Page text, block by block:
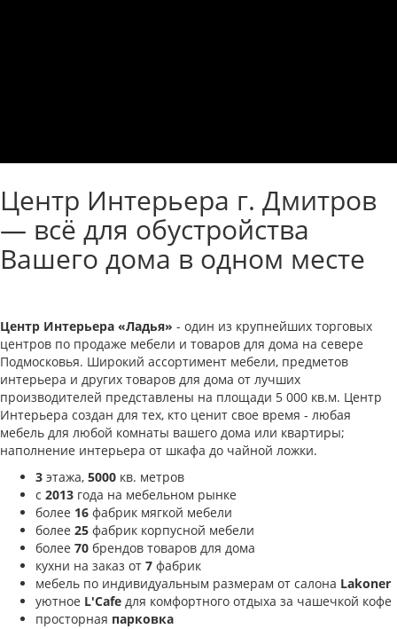
Центр Интерьера г. Дмитров
— всё для обустройства
Вашего дома в одном месте
Центр Интерьера «Ладья» - один из крупнейших торговых
центров по продаже мебели и товаров для дома на севере
Подмосковья. Широкий ассортимент мебели, предметов
интерьера и других товаров для дома от лучших
производителей представлены на площади 5 000 кв.м. Центр
Интерьера создан для тех, кто ценит свое время - любая
мебель для любой комнаты вашего дома или квартиры;
наполнение интерьера от шкафа до чайной ложки.
3 этажа, 5000 кв. метров
с 2013 года на мебельном рынке
более 16 фабрик мягкой мебели
более 25 фабрик корпусной мебели
более 70 брендов товаров для дома
кухни на заказ от 7 фабрик
мебель по индивидуальным размерам от салона Lakoner
уютное L'Cafe для комфортного отдыха за чашечкой кофе
просторная парковка